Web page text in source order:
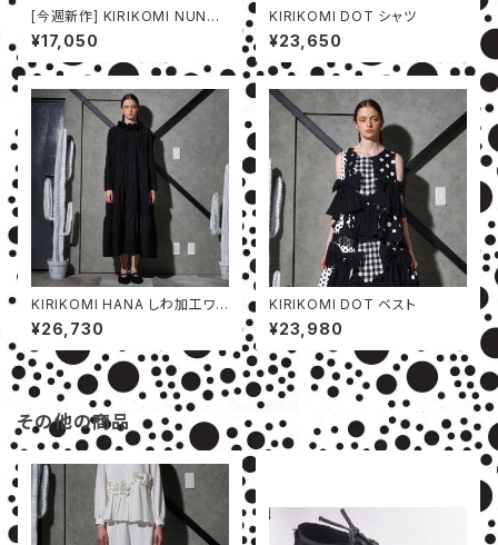
[今週新作] KIRIKOMI NUNO
カットソー
¥17,050
KIRIKOMI DOT シャツ
¥23,650
KIRIKOMI HANA しわ加工ワン
ピース
¥26,730
KIRIKOMI DOT ベスト
¥23,980
その他の商品